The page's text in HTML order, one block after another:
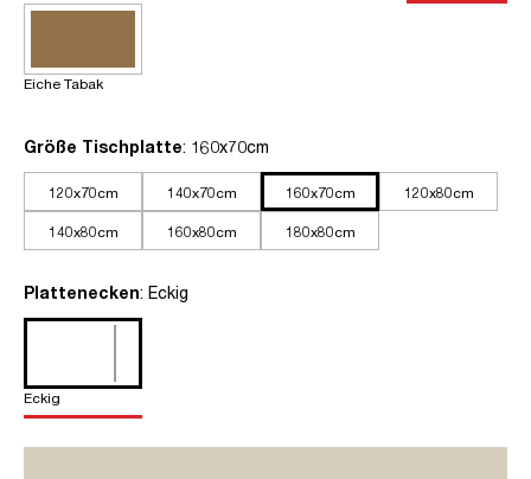
Eiche Tabak
Größe Tischplatteauswählen
: 160x70cm
120x70cm 140x70cm 160x70cm 120x80cm
140x80cm 160x80cm 180x80cm
Platteneckenauswählen
: Eckig
Eckig